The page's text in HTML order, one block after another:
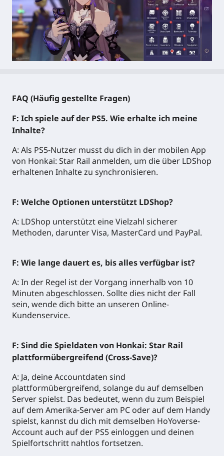
FAQ (Häufig gestellte Fragen)
F: Ich spiele auf der PS5. Wie erhalte ich meine
Inhalte?
A: Als PS5-Nutzer musst du dich in der mobilen App
von Honkai: Star Rail anmelden, um die über LDShop
erhaltenen Inhalte zu synchronisieren.
F: Welche Optionen unterstützt LDShop?
A: LDShop unterstützt eine Vielzahl sicherer
Methoden, darunter Visa, MasterCard und PayPal.
F: Wie lange dauert es, bis alles verfügbar ist?
A: In der Regel ist der Vorgang innerhalb von 10
Minuten abgeschlossen. Sollte dies nicht der Fall
sein, wende dich bitte an unseren Online-
Kundenservice.
F: Sind die Spieldaten von Honkai: Star Rail
plattformübergreifend (Cross-Save)?
A: Ja, deine Accountdaten sind
plattformübergreifend, solange du auf demselben
Server spielst. Das bedeutet, wenn du zum Beispiel
auf dem Amerika-Server am PC oder auf dem Handy
spielst, kannst du dich mit demselben HoYoverse-
Account auch auf der PS5 einloggen und deinen
Spielfortschritt nahtlos fortsetzen.